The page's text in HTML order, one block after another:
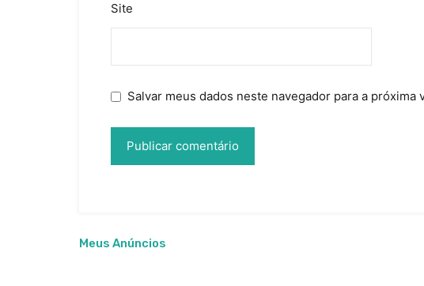
Site
Salvar meus dados neste navegador para a próxima
Meus Anúncios